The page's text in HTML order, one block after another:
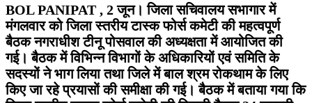
BOL PANIPAT , 2 जून। जिला सचिवालय सभागार में
मंगलवार को जिला स्तरीय टास्क फोर्स कमेटी की महत्वपूर्ण
बैठक नगराधीश टीनू पोसवाल की अध्यक्षता में आयोजित की
गई। बैठक में विभिन्न विभागों के अधिकारियों एवं समिति के
सदस्यों ने भाग लिया तथा जिले में बाल श्रम रोकथाम के लिए
किए जा रहे प्रयासों की समीक्षा की गई। बैठक में बताया गया कि